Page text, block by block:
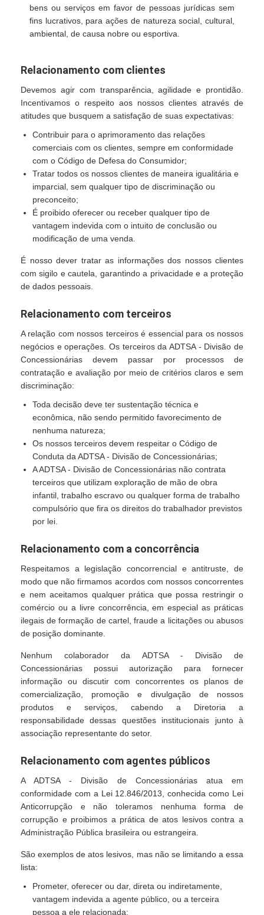
bens ou serviços em favor de pessoas jurídicas sem
fins lucrativos, para ações de natureza social, cultural,
ambiental, de causa nobre ou esportiva.
Relacionamento com clientes
Devemos agir com transparência, agilidade e prontidão.
Incentivamos o respeito aos nossos clientes através de
atitudes que busquem a satisfação de suas expectativas:
Contribuir para o aprimoramento das relações
comerciais com os clientes, sempre em conformidade
com o Código de Defesa do Consumidor;
Tratar todos os nossos clientes de maneira igualitária e
imparcial, sem qualquer tipo de discriminação ou
preconceito;
É proibido oferecer ou receber qualquer tipo de
vantagem indevida com o intuito de conclusão ou
modificação de uma venda.
É nosso dever tratar as informações dos nossos clientes
com sigilo e cautela, garantindo a privacidade e a proteção
de dados pessoais.
Relacionamento com terceiros
A relação com nossos terceiros é essencial para os nossos
negócios e operações. Os terceiros da ADTSA - Divisão de
Concessionárias devem passar por processos de
contratação e avaliação por meio de critérios claros e sem
discriminação:
Toda decisão deve ter sustentação técnica e
econômica, não sendo permitido favorecimento de
nenhuma natureza;
Os nossos terceiros devem respeitar o Código de
Conduta da ADTSA - Divisão de Concessionárias;
A ADTSA - Divisão de Concessionárias não contrata
terceiros que utilizam exploração de mão de obra
infantil, trabalho escravo ou qualquer forma de trabalho
compulsório que fira os direitos do trabalhador previstos
por lei.
Relacionamento com a concorrência
Respeitamos a legislação concorrencial e antitruste, de
modo que não firmamos acordos com nossos concorrentes
e nem aceitamos qualquer prática que possa restringir o
comércio ou a livre concorrência, em especial as práticas
ilegais de formação de cartel, fraude a licitações ou abusos
de posição dominante.
Nenhum colaborador da ADTSA - Divisão de
Concessionárias possui autorização para fornecer
informação ou discutir com concorrentes os planos de
comercialização, promoção e divulgação de nossos
produtos e serviços, cabendo a Diretoria a
responsabilidade dessas questões institucionais junto à
associação representante do setor.
Relacionamento com agentes públicos
A ADTSA - Divisão de Concessionárias atua em
conformidade com a Lei 12.846/2013, conhecida como Lei
Anticorrupção e não toleramos nenhuma forma de
corrupção e proibimos a prática de atos lesivos contra a
Administração Pública brasileira ou estrangeira.
São exemplos de atos lesivos, mas não se limitando a essa
lista:
Prometer, oferecer ou dar, direta ou indiretamente,
vantagem indevida a agente público, ou a terceira
pessoa a ele relacionada;